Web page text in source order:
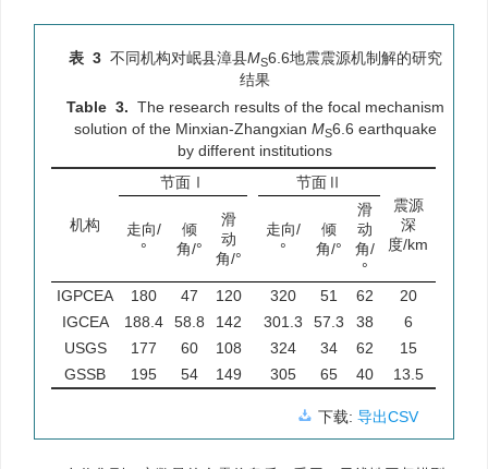
表 3 不同机构对岷县漳县MS6.6地震震源机制解的研究
结果
Table 3. The research results of the focal mechanism
solution of the Minxian-Zhangxian MS6.6 earthquake
by different institutions
机构
节面Ⅰ
节面Ⅱ
震源
深
度/km
走向/
°
倾
角/°
滑
动
角/°
走向/
°
倾
角/°
滑
动
角/
°
IGPCEA
180 47 120 320 51 62
20
IGCEA
188.4 58.8 142 301.3 57.3 38
6
USGS
177 60 108 324 34 62
15
GSSB
195 54 149 305 65 40 13.5
下载: 导出CSV